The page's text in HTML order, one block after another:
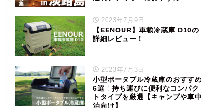
2023年7月9日
【EENOUR】車載冷蔵庫 D10の
詳細レビュー！
2023年7月3日
小型ポータブル冷蔵庫のおすすめ
6選！持ち運びに便利なコンパク
トタイプを厳選【キャンプや車中
泊向け】